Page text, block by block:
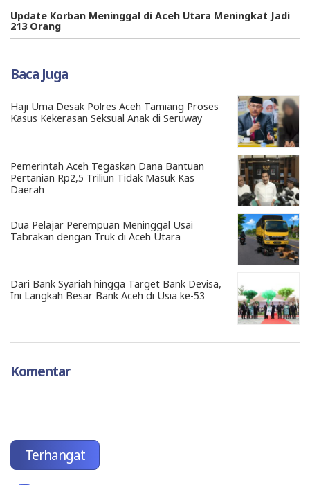
Update Korban Meninggal di Aceh Utara Meningkat Jadi
213 Orang
Baca Juga
Haji Uma Desak Polres Aceh Tamiang Proses
Kasus Kekerasan Seksual Anak di Seruway
Pemerintah Aceh Tegaskan Dana Bantuan
Pertanian Rp2,5 Triliun Tidak Masuk Kas
Daerah
Dua Pelajar Perempuan Meninggal Usai
Tabrakan dengan Truk di Aceh Utara
Dari Bank Syariah hingga Target Bank Devisa,
Ini Langkah Besar Bank Aceh di Usia ke-53
Komentar
Terhangat